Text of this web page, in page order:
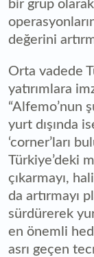
bir grup
değerini
Orta vadede
yatırımlara
“Alfemo’nun
yurt dışında
‘corner’ları
Türkiye’deki
çıkarmayı,
da artırmayı
sürdürerek
en önemli
asrı geçen